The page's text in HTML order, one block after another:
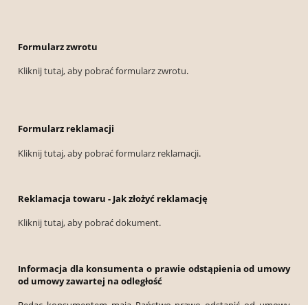
Formularz zwrotu
Kliknij tutaj, aby pobrać formularz zwrotu.
Formularz reklamacji
Kliknij tutaj, aby pobrać formularz reklamacji.
Reklamacja towaru - Jak złożyć reklamację
Kliknij tutaj, aby pobrać dokument.
Informacja dla konsumenta o prawie odstąpienia od umowy
od umowy zawartej na odległość